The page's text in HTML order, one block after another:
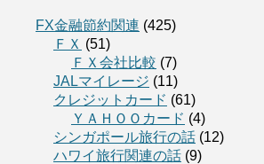
FX金融節約関連 (425)
ＦＸ (51)
ＦＸ会社比較 (7)
JALマイレージ (11)
クレジットカード (61)
ＹＡＨＯＯカード (4)
シンガポール旅行の話 (12)
ハワイ旅行関連の話 (9)